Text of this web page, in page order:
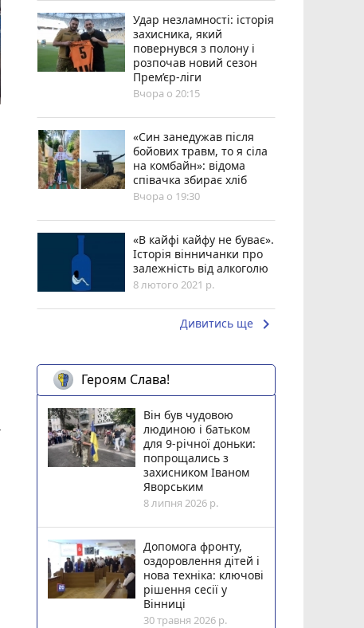
Удар незламності: історія
захисника, який
повернувся з полону і
розпочав новий сезон
Прем’єр-ліги
Вчора о 20:15
«Син занедужав після
бойових травм, то я сіла
на комбайн»: відома
співачка збирає хліб
Вчора о 19:30
«В кайфі кайфу не буває».
Історія вінничанки про
залежність від алкоголю
8 лютого 2021 р.
Дивитись ще keyboard_arrow_right
Героям Слава!
Він був чудовою
людиною і батьком
для 9-річної доньки:
попрощались з
захисником Іваном
Яворським
8 липня 2026 р.
Допомога фронту,
оздоровлення дітей і
нова техніка: ключові
рішення сесії у
Вінниці
30 травня 2026 р.